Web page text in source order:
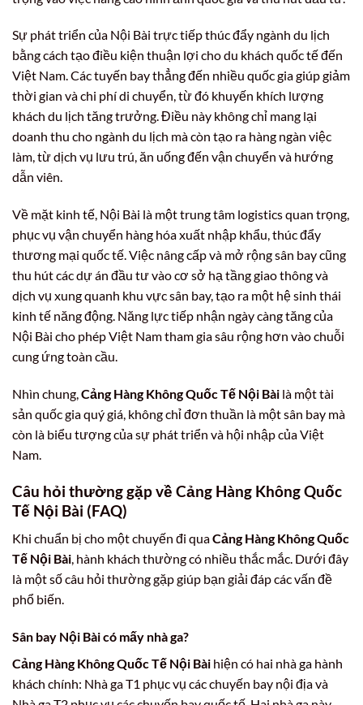
Sự phát triển của Nội Bài trực tiếp thúc đẩy ngành du lịch
bằng cách tạo điều kiện thuận lợi cho du khách quốc tế đến
Việt Nam. Các tuyến bay thẳng đến nhiều quốc gia giúp giảm
thời gian và chi phí di chuyển, từ đó khuyến khích lượng
khách du lịch tăng trưởng. Điều này không chỉ mang lại
doanh thu cho ngành du lịch mà còn tạo ra hàng ngàn việc
làm, từ dịch vụ lưu trú, ăn uống đến vận chuyển và hướng
dẫn viên.
Về mặt kinh tế, Nội Bài là một trung tâm logistics quan trọng,
phục vụ vận chuyển hàng hóa xuất nhập khẩu, thúc đẩy
thương mại quốc tế. Việc nâng cấp và mở rộng sân bay cũng
thu hút các dự án đầu tư vào cơ sở hạ tầng giao thông và
dịch vụ xung quanh khu vực sân bay, tạo ra một hệ sinh thái
kinh tế năng động. Năng lực tiếp nhận ngày càng tăng của
Nội Bài cho phép Việt Nam tham gia sâu rộng hơn vào chuỗi
cung ứng toàn cầu.
Nhìn chung,Cảng Hàng Không Quốc Tế Nội Bài là một tài
sản quốc gia quý giá, không chỉ đơn thuần là một sân bay mà
còn là biểu tượng của sự phát triển và hội nhập của Việt
Nam.
Câu hỏi thường gặp về Cảng Hàng Không Quốc
Tế Nội Bài (FAQ)
Khi chuẩn bị cho một chuyến đi quaCảng Hàng Không Quốc
Tế Nội Bài, hành khách thường có nhiều thắc mắc. Dưới đây
là một số câu hỏi thường gặp giúp bạn giải đáp các vấn đề
phổ biến.
Sân bay Nội Bài có mấy nhà ga?
Cảng Hàng Không Quốc Tế Nội Bài hiện có hai nhà ga hành
khách chính: Nhà ga T1 phục vụ các chuyến bay nội địa và